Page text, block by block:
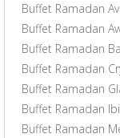
Buffet Ramadan
Buffet Ramadan
Buffet Ramadan
Buffet Ramadan
Buffet Ramadan
Buffet Ramadan
Buffet Ramadan